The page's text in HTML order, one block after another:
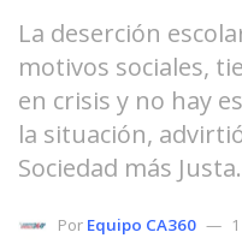
La deserción
motivos sociales,
en crisis y no hay
la situación,
Sociedad más Justa.
Por Equipo CA360